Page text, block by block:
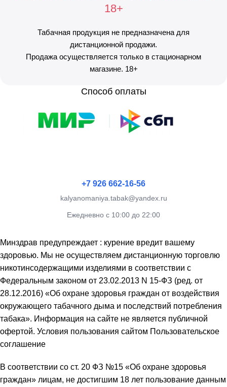
18+
Табачная продукция не предназначена для
дистанционной продажи.
Продажа осуществляется только в стационарном
магазине. 18+
Способ оплаты
+7 926 662-16-56
kalyanomaniya.tabak@yandex.ru
Ежедневно с 10:00 до 22:00
Минздрав предупреждает : курение вредит вашему
здоровью. Мы не осуществляем дистанционную торговлю
никотинсодержащими изделиями в соответствии с
Федеральным законом от 23.02.2013 N 15-ФЗ (ред. от
28.12.2016) «Об охране здоровья граждан от воздействия
окружающего табачного дыма и последствий потребления
табака». Информация на сайте не является публичной
офертой. Условия пользования сайтом Пользовательское
соглашение
В соответствии со ст. 20 ФЗ №15 «Об охране здоровья
граждан» лицам, не достигшим 18 лет пользование данным